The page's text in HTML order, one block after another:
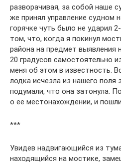
разворачивая, за собой наше
же принял управление судном
горячке чуть было не ударил
том, что, когда я покинул
района на предмет выявления
20 градусов самостоятельно
меня об этом в известность.
лодка исчезла из нашего поля
подумали, что она затонула.
о ее местонахождении, и
***
Увидев надвигающийся из
находящийся на мостике,